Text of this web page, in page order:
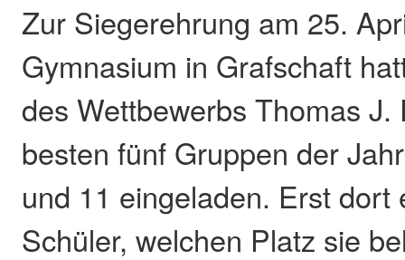
Zur Siegerehrung am 25.
Gymnasium in Grafschaft
des Wettbewerbs Thomas J.
besten fünf Gruppen der
und 11 eingeladen. Erst dort
Schüler, welchen Platz sie